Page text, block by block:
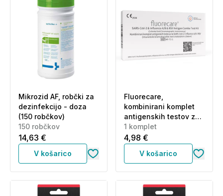
Mikrozid AF, robčki za
dezinfekcijo - doza
(150 robčkov)
150 robčkov
14,63 €
V košarico
Fluorecare,
kombinirani komplet
antigenskih testov za
Sars-Cov-2 ter gripo
A/B in RSV (1 komplet)
1 komplet
4,98 €
V košarico